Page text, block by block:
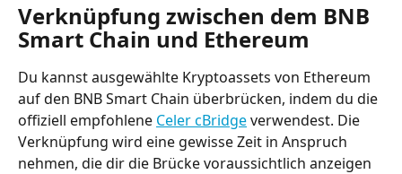
Verknüpfung zwischen dem BNB
Smart Chain und Ethereum
Du kannst ausgewählte Kryptoassets von Ethereum
auf den BNB Smart Chain überbrücken, indem du die
offiziell empfohlene Celer cBridge verwendest. Die
Verknüpfung wird eine gewisse Zeit in Anspruch
nehmen, die dir die Brücke voraussichtlich anzeigen